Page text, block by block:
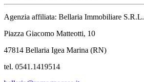
Agenzia affiliata: Bellaria Immobiliare S.R.L.
Piazza Giacomo Matteotti, 10
47814 Bellaria Igea Marina (RN)
tel. 0541.1419514